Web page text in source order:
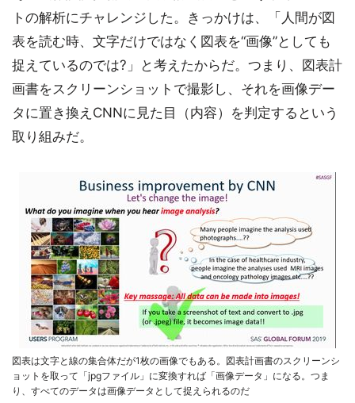
トの解析にチャレンジした。きっかけは、「人間が図
表を読む時、文字だけではなく図表を“画像”としても
捉えているのでは?」と考えたからだ。つまり、図表計
画書をスクリーンショットで撮影し、それを画像デー
タに置き換えCNNに見た目（内容）を判定するという
取り組みだ。
図表は文字と線の集合体だが1枚の画像でもある。図表計画書のスクリーンシ
ョットを取って「jpgファイル」に変換すれば「画像データ」になる。つま
り、すべてのデータは画像データとして捉えられるのだ